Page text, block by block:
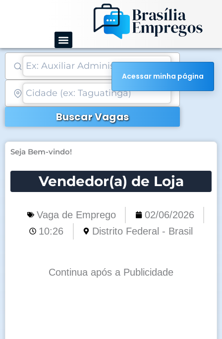
conteúdo
Buscar Vagas
Seja Bem-vindo!
Vendedor(a) de Loja
Vaga de Emprego
02/06/2026
10:26
Distrito Federal - Brasil
Continua após a Publicidade
Acessar minha página